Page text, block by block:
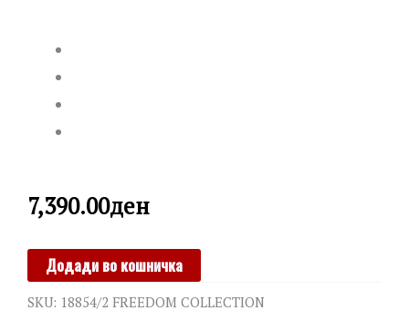
7,390.00ден
LOTUS
Додади во кошничка
SKU: 18854/2 FREEDOM COLLECTION